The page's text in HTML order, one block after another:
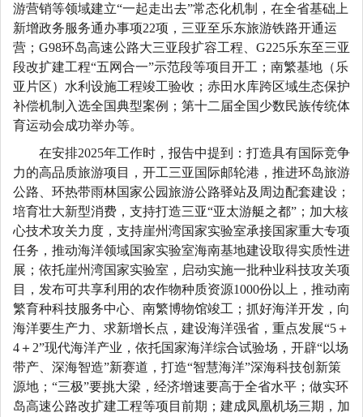
游营销等领域建立“一起走出去”常态化机制，在全省基础上
新增政务服务通办事项22项，三亚至乐东旅游铁路开通运
营；G98环岛高速公路大三亚段扩容工程、G225乐东至三亚
段改扩建工程“五网合一”示范段等项目开工；南繁基地（乐
亚片区）水利设施工程竣工验收；赤田水库跨区域生态保护
补偿机制入选全国典型案例；第十二届全国少数民族传统体
育运动会成功举办等。
在安排2025年工作时，报告中提到：打造具有国际竞争
力的高品质旅游项目，开工三亚国际邮轮港，推进环岛旅游
公路、环热带雨林国家公园旅游公路驿站及周边配套建设；
培育壮大新型消费，支持打造三亚“亚太游艇之都”；加大核
心技术攻关力度，支持崖州湾国家实验室承接国家重大专项
任务，推动海洋领域国家实验室海南基地建设取得实质性进
展；依托崖州湾国家实验室，启动实施一批种业科技攻关项
目，发布可共享利用的农作物种质资源1000份以上，推动南
繁育种科技服务中心、南繁博物馆竣工；抓好海洋开发，向
海洋要生产力、求新增长点，建设海洋强省，重点发展“5＋
4＋2”现代海洋产业，依托国家海洋综合试验场，开辟“以场
带产、深海智造”新赛道，打造“智慧海洋”深海科技创新策
源地；“三极”要挑大梁，经济增速要高于全省水平；做实环
岛高速公路改扩建工程等项目前期；建成凤凰机场三期，加